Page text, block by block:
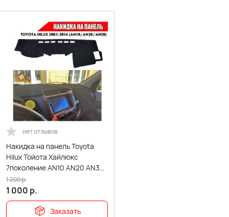
нет отзывов
Накидка на панель Toyota
Hilux Тойота Хайлюкс
7поколение AN10 AN20 AN30
2005-2014г карпет
1 000 р.
1 200р.
Заказать